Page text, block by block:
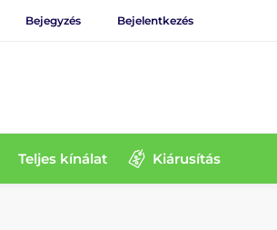
Bejegyzés Bejelentkezés
Teljes kínálat Kiárusítás